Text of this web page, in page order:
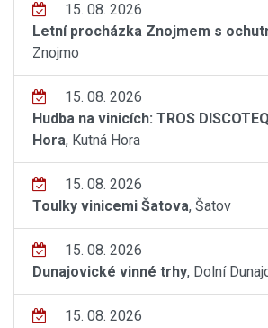
15. 08. 2026
Letní procházka Znojmem s
Znojmo
15. 08. 2026
Hudba na vinicích: TROS
Hora, Kutná Hora
15. 08. 2026
Toulky vinicemi Šatova, Šatov
15. 08. 2026
Dunajovické vinné trhy, Dolní
15. 08. 2026